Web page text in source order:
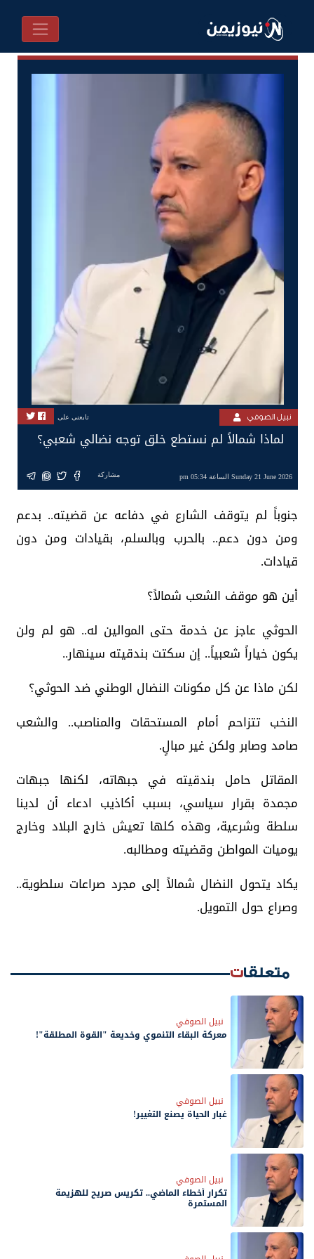
نبيل الصوفي تابعنى على
لماذا شمالاً لم نستطع خلق توجه نضالي شعبي؟
Sunday 21 June 2026 الساعة 05:34 pm مشاركة
جنوباً لم يتوقف الشارع في دفاعه عن قضيته.. بدعم
ومن دون دعم.. بالحرب وبالسلم، بقيادات ومن دون
قيادات.
أين هو موقف الشعب شمالاً؟
الحوثي عاجز عن خدمة حتى الموالين له.. هو لم ولن
يكون خياراً شعبياً.. إن سكتت بندقيته سينهار..
لكن ماذا عن كل مكونات النضال الوطني ضد الحوثي؟
النخب تتزاحم أمام المستحقات والمناصب.. والشعب
صامد وصابر ولكن غير مبالٍ.
المقاتل حامل بندقيته في جبهاته، لكنها جبهات
مجمدة بقرار سياسي، بسبب أكاذيب ادعاء أن لدينا
سلطة وشرعية، وهذه كلها تعيش خارج البلاد وخارج
يوميات المواطن وقضيته ومطالبه.
يكاد يتحول النضال شمالاً إلى مجرد صراعات سلطوية..
وصراع حول التمويل.
متعلقات
نبيل الصوفي
معركة البقاء التنموي وخديعة "القوة المطلقة"!
نبيل الصوفي
غبار الحياة يصنع التغيير!
نبيل الصوفي
تكرار أخطاء الماضي.. تكريس صريح للهزيمة
المستمرة